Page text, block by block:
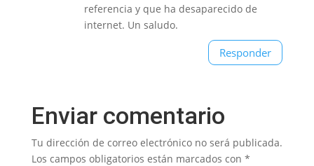
referencia y que ha desaparecido de
internet. Un saludo.
Responder
Enviar comentario
Tu dirección de correo electrónico no será publicada.
Los campos obligatorios están marcados con *